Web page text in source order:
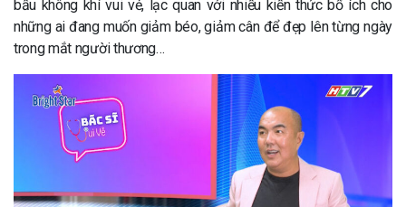
bầu không khí vui vẻ, lạc quan với nhiều kiến thức bổ ích cho
những ai đang muốn giảm béo, giảm cân để đẹp lên từng ngày
trong mắt người thương…